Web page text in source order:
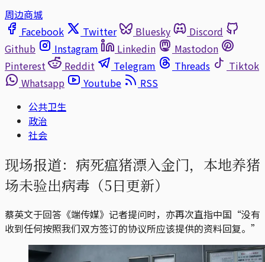
周边商城
Facebook
Twitter Bluesky
Discord
Github
Instagram Linkedin
Mastodon
Pinterest
Reddit Telegram Threads
Tiktok
Whatsapp
Youtube
RSS
公共卫生
政治
社会
现场报道：病死瘟猪漂入金门，本地养猪
场未验出病毒（5日更新）
蔡英文于回答《端传媒》记者提问时，亦再次直指中国“没有
收到任何按照我们双方签订的协议所应该提供的资料回复。”